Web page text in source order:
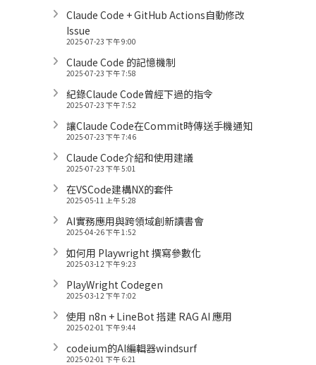
Claude Code + GitHub Actions自動修改
Issue
2025-07-23 下午 9:00
Claude Code 的記憶機制
2025-07-23 下午 7:58
紀錄Claude Code曾經下過的指令
2025-07-23 下午 7:52
讓Claude Code在Commit時傳送手機通知
2025-07-23 下午 7:46
Claude Code介紹和使用建議
2025-07-23 下午 5:01
在VSCode建構NX的套件
2025-05-11 上午 5:28
AI實務應用與跨領域創新讀書會
2025-04-26 下午 1:52
如何用 Playwright 撰寫參數化
2025-03-12 下午 9:23
PlayWright Codegen
2025-03-12 下午 7:02
使用 n8n + LineBot 搭建 RAG AI 應用
2025-02-01 下午 9:44
codeium的AI編輯器windsurf
2025-02-01 下午 6:21